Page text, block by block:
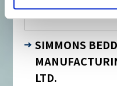
SIMMONS
LTD.